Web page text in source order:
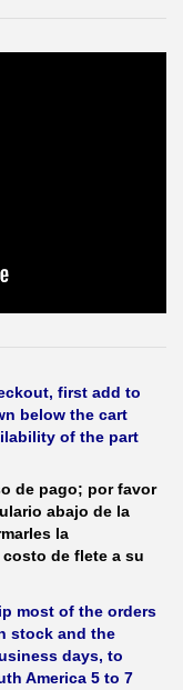
first add to
below the cart
of the part
de pago; por favor
abajo de la
la
de flete a su
most of the orders
stock and the
days, to
America 5 to 7